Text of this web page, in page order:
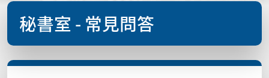
秘書室 - 常見問答